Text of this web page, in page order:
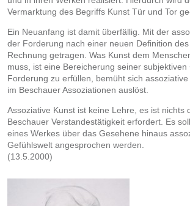
Vermarktung des Begriffs Kunst Tür und Tor
Ein Neuanfang ist damit überfällig. Mit der
der Forderung nach einer neuen Definition
Rechnung getragen. Was Kunst dem
muss, ist eine Bereicherung seiner subjektiven
Forderung zu erfüllen, bemüht sich
im Beschauer Assoziationen auslöst.
Assoziative Kunst ist keine Lehre, es ist nichts
Beschauer Verstandestätigkeit erfordert. Es
eines Werkes über das Gesehene hinaus
Gefühlswelt angesprochen werden.
(13.5.2000)